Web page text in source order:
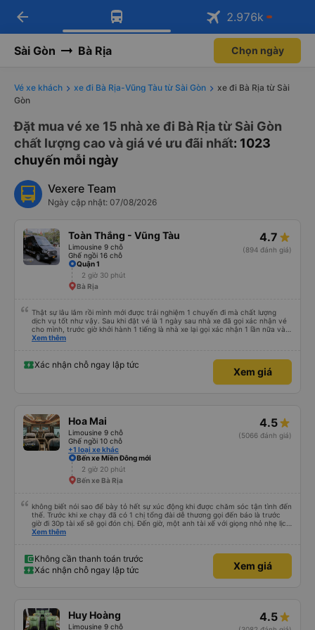
Tải app Vexere ngay!
Nhận ưu đãi thành viên độc
Tải app Vexere
arrow_back 2.976k
Sài Gòn Bà Rịa Chọn ngày
Vé xe khách xe đi Bà Rịa-Vũng Tàu từ Sài Gòn
xe đi Bà Rịa từ Sài
Gòn
Đặt mua vé xe 15 nhà xe đi Bà Rịa từ Sài Gòn
chất lượng cao và giá vé ưu đãi nhất: 1023
chuyến mỗi ngày
Vexere Team
Ngày cập nhật: 07/08/2026
Toàn Thắng - Vũng Tàu
Limousine 9 chỗ
Ghế ngồi 16 chỗ
4.7
(894 đánh giá)
Quận 1
2 giờ 30 phút
Bà Rịa
Thật sự lâu lắm rồi mình mới được trải nghiệm 1 chuyến đi mà chất lượng
dịch vụ tốt như vậy. Sau khi đặt vé là 1 ngày sau nhà xe đã gọi xác nhận vé
cho mình, trước giờ khởi hành 1 tiếng là nhà xe lại gọi xác nhận 1 lần nữa và
cung cấp số đt của bác tài và số xe. Dịch vụ tốt, xe sạch sẽ và bác tài chạy
Xem thêm
Xác nhận chỗ ngay lập tức
Xem giá
Hoa Mai
Limousine 9 chỗ
Ghế ngồi 10 chỗ
+1 loại xe khác
4.5
(5066 đánh giá)
Bến xe Miền Đông mới
2 giờ 20 phút
Bến xe Bà Rịa
không biết nói sao để bày tỏ hết sự xúc động khi được chăm sóc tận tình đến
thế. Trước khi xe chạy đã có 1 chị tổng đài dễ thương gọi đến báo là trước
giờ đi 30p tài xế sẽ gọi đón chị. Đến giờ, một anh tài xế với giọng nhỏ nhẹ lịch
sử hỏi: chị ở chỗ nào e đến đón. Tuy đường hơi đông nhưng anh tài xế vẫn
cũng với cái giọng nhỏ nhẹ đó đón khách, không như các xe khác mình từng
đi. Thiệc là ưng hết sức. Nhất định sẽ đi lại lần sau
Xem thêm
Không cần thanh toán trước
Xác nhận chỗ ngay lập tức
Xem giá
Huy Hoàng
Limousine 9 chỗ
4.5